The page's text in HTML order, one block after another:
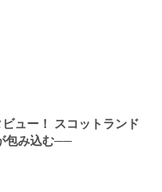
ュー！ スコットランド
包み込む──